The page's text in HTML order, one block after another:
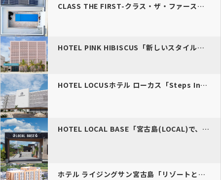
CLASS THE FIRST-クラス・ザ・ファースト「人と宮古島の…
HOTEL PINK HIBISCUS「新しいスタイルを提供するフォ…
HOTEL LOCUSホテル ローカス「Steps Into Miy…
HOTEL LOCAL BASE「宮古島(LOCAL)で、暮らすよう…
ホテル ライジングサン宮古島「リゾートとビジネスそれぞれの空間を叶え…